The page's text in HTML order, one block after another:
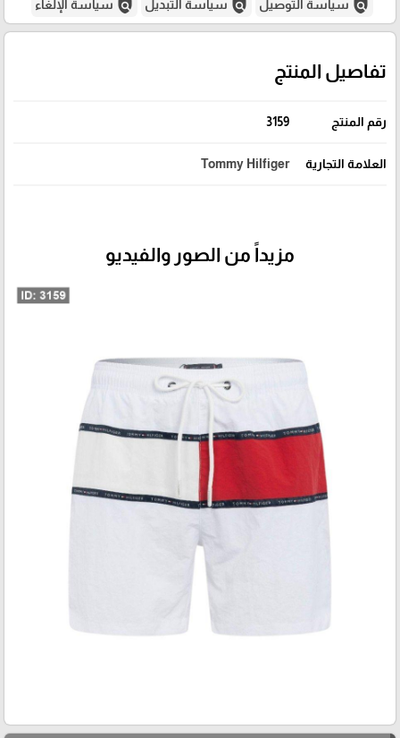
policy سياسة التوصيل policy سياسة التبديل policy سياسة الإلغاء
تفاصيل المنتج
رقم المنتج 3159
العلامة التجارية Tommy Hilfiger
مزيداً من الصور والفيديو